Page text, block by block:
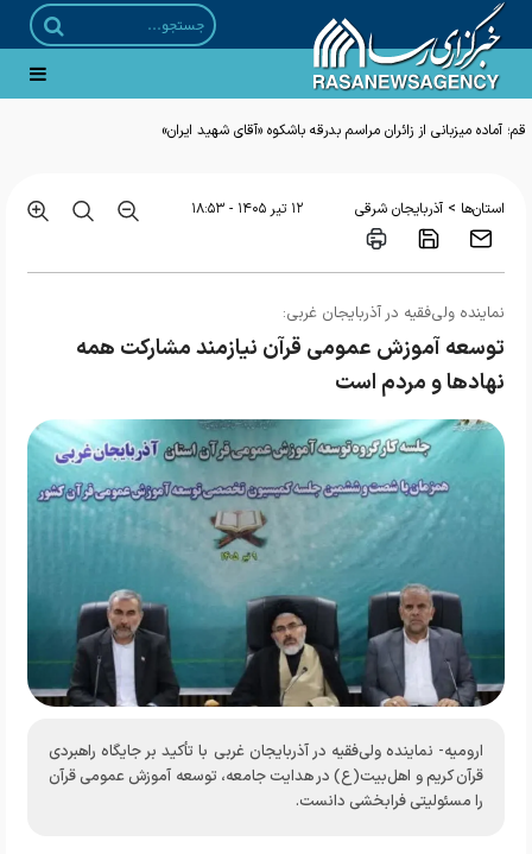
قم؛ آماده میزبانی از زائران مراسم بدرقه باشکوه «آقای شهید ایران»
استان‌ها > آذربایجان شرقی ۱۲ تير ۱۴۰۵ - ۱۸:۵۳
نماینده ولی‌فقیه در آذربایجان غربی:
توسعه آموزش عمومی قرآن نیازمند مشارکت همه
نهادها و مردم است
ارومیه- نماینده ولی‌فقیه در آذربایجان غربی با تأکید بر جایگاه راهبردی
قرآن کریم و اهل‌بیت(ع) در هدایت جامعه، توسعه آموزش عمومی قرآن
را مسئولیتی فرابخشی دانست.